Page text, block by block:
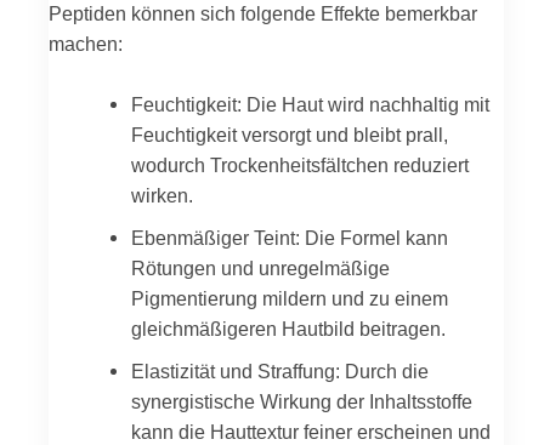
Peptiden können sich folgende Effekte bemerkbar
machen:
Feuchtigkeit: Die Haut wird nachhaltig mit
Feuchtigkeit versorgt und bleibt prall,
wodurch Trockenheitsfältchen reduziert
wirken.
Ebenmäßiger Teint: Die Formel kann
Rötungen und unregelmäßige
Pigmentierung mildern und zu einem
gleichmäßigeren Hautbild beitragen.
Elastizität und Straffung: Durch die
synergistische Wirkung der Inhaltsstoffe
kann die Hauttextur feiner erscheinen und